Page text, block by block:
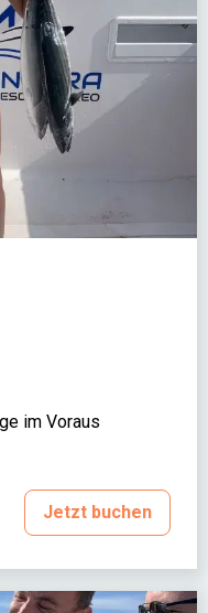
im Voraus
Jetzt buchen